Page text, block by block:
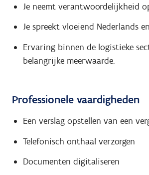
Je neemt verantwoordelijkheid
Je spreekt vloeiend Nederlands
Ervaring binnen de logistieke
belangrijke meerwaarde.
Professionele vaardigheden
Een verslag opstellen van een
Telefonisch onthaal verzorgen
Documenten digitaliseren